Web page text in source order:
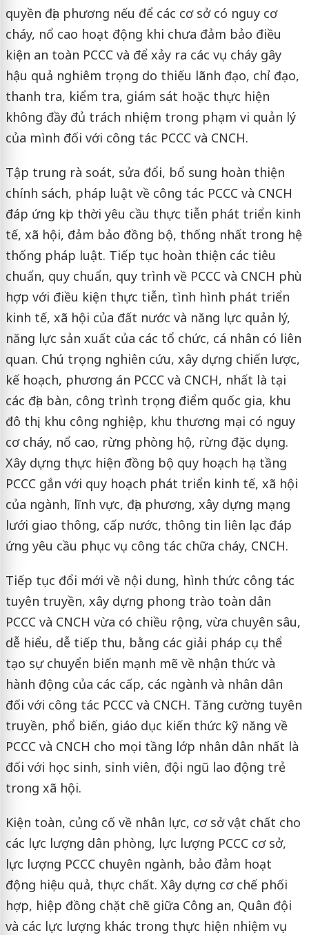
quyền địa phương nếu để các cơ sở có nguy cơ
cháy, nổ cao hoạt động khi chưa đảm bảo điều
kiện an toàn PCCC và để xảy ra các vụ cháy gây
hậu quả nghiêm trọng do thiếu lãnh đạo, chỉ đạo,
thanh tra, kiểm tra, giám sát hoặc thực hiện
không đầy đủ trách nhiệm trong phạm vi quản lý
của mình đối với công tác PCCC và CNCH.
Tập trung rà soát, sửa đổi, bổ sung hoàn thiện
chính sách, pháp luật về công tác PCCC và CNCH
đáp ứng kịp thời yêu cầu thực tiễn phát triển kinh
tế, xã hội, đảm bảo đồng bộ, thống nhất trong hệ
thống pháp luật. Tiếp tục hoàn thiện các tiêu
chuẩn, quy chuẩn, quy trình về PCCC và CNCH phù
hợp với điều kiện thực tiễn, tình hình phát triển
kinh tế, xã hội của đất nước và năng lực quản lý,
năng lực sản xuất của các tổ chức, cá nhân có liên
quan. Chú trọng nghiên cứu, xây dựng chiến lược,
kế hoạch, phương án PCCC và CNCH, nhất là tại
các địa bàn, công trình trọng điểm quốc gia, khu
đô thị, khu công nghiệp, khu thương mại có nguy
cơ cháy, nổ cao, rừng phòng hộ, rừng đặc dụng.
Xây dựng thực hiện đồng bộ quy hoạch hạ tầng
PCCC gắn với quy hoạch phát triển kinh tế, xã hội
của ngành, lĩnh vực, địa phương, xây dựng mạng
lưới giao thông, cấp nước, thông tin liên lạc đáp
ứng yêu cầu phục vụ công tác chữa cháy, CNCH.
Tiếp tục đổi mới về nội dung, hình thức công tác
tuyên truyền, xây dựng phong trào toàn dân
PCCC và CNCH vừa có chiều rộng, vừa chuyên sâu,
dễ hiểu, dễ tiếp thu, bằng các giải pháp cụ thể
tạo sự chuyển biến mạnh mẽ về nhận thức và
hành động của các cấp, các ngành và nhân dân
đối với công tác PCCC và CNCH. Tăng cường tuyên
truyền, phổ biến, giáo dục kiến thức kỹ năng về
PCCC và CNCH cho mọi tầng lớp nhân dân nhất là
đối với học sinh, sinh viên, đội ngũ lao động trẻ
trong xã hội.
Kiện toàn, củng cố về nhân lực, cơ sở vật chất cho
các lực lượng dân phòng, lực lượng PCCC cơ sở,
lực lượng PCCC chuyên ngành, bảo đảm hoạt
động hiệu quả, thực chất. Xây dựng cơ chế phối
hợp, hiệp đồng chặt chẽ giữa Công an, Quân đội
và các lực lượng khác trong thực hiện nhiệm vụ